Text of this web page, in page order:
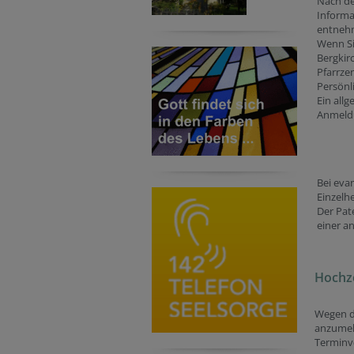
Wenn
Ein
Bei
Der
einer
Wegen